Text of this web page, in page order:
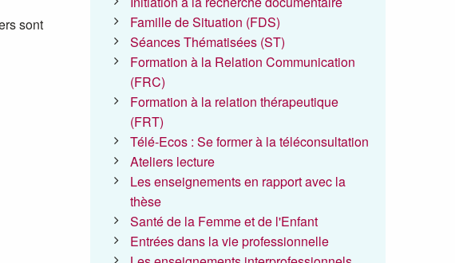
sont
Famille de Situation (FDS)
Séances Thématisées (ST)
Formation à la Relation Communication
(FRC)
Formation à la relation thérapeutique
(FRT)
Télé-Ecos : Se former à la téléconsultation
Ateliers lecture
Les enseignements en rapport avec la
thèse
Santé de la Femme et de l'Enfant
Entrées dans la vie professionnelle